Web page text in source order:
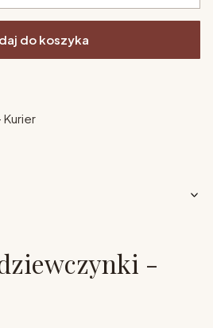
do koszyka
Kurier
-